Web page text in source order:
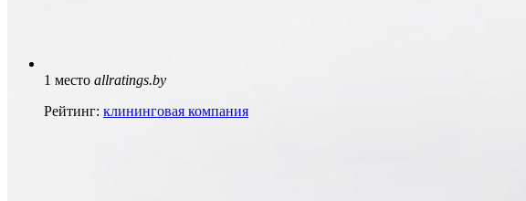
1 место allratings.by
Рейтинг: клининговая компания